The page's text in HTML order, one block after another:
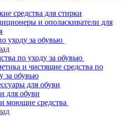
средства для стирки
и ополаскиватели для
уходу за обувью
по уходу за обувью
и чистящие средства по
за обувью
для обуви
для обуви
моющие средства